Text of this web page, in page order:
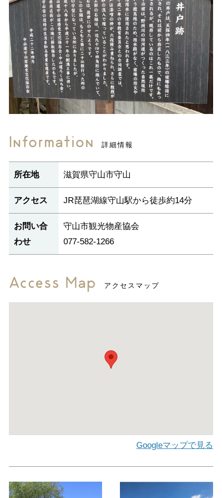
Information 詳細情報
所在地 滋賀県守山市守山
アクセス JR琵琶湖線守山駅から徒歩約14分
お問い合
わせ
守山市観光物産協会
077-582-1266
Access Map アクセスマップ
Googleマップで見る